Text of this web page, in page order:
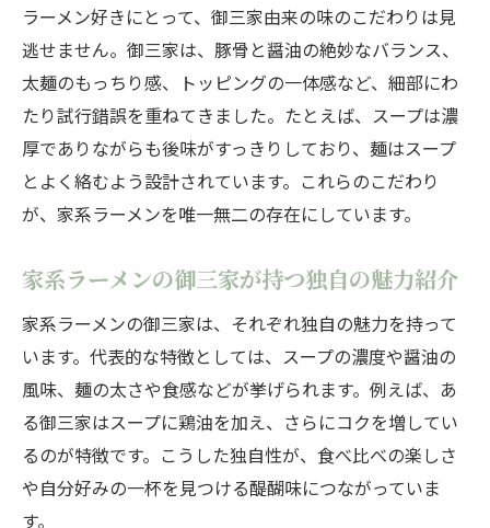
ラーメン好きにとって、御三家由来の味のこだわりは見
逃せません。御三家は、豚骨と醤油の絶妙なバランス、
太麺のもっちり感、トッピングの一体感など、細部にわ
たり試行錯誤を重ねてきました。たとえば、スープは濃
厚でありながらも後味がすっきりしており、麺はスープ
とよく絡むよう設計されています。これらのこだわり
が、家系ラーメンを唯一無二の存在にしています。
家系ラーメンの御三家が持つ独自の魅力紹介
家系ラーメンの御三家は、それぞれ独自の魅力を持って
います。代表的な特徴としては、スープの濃度や醤油の
風味、麺の太さや食感などが挙げられます。例えば、あ
る御三家はスープに鶏油を加え、さらにコクを増してい
るのが特徴です。こうした独自性が、食べ比べの楽しさ
や自分好みの一杯を見つける醍醐味につながっていま
す。